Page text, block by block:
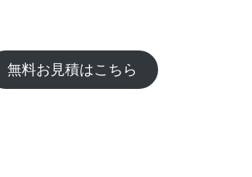
無料お見積はこちら